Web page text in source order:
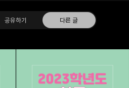
공유하기 다른 글